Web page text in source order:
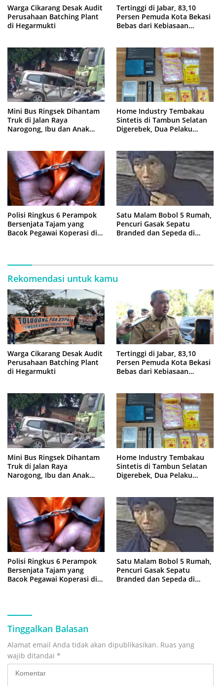
Warga Cikarang Desak Audit
Perusahaan Batching Plant
di Hegarmukti
Tertinggi di Jabar, 83,10
Persen Pemuda Kota Bekasi
Bebas dari Kebiasaan
Mini Bus Ringsek Dihantam
Truk di Jalan Raya
Narogong, Ibu dan Anak
Home Industry Tembakau
Sintetis di Tambun Selatan
Digerebek, Dua Pelaku
Polisi Ringkus 6 Perampok
Bersenjata Tajam yang
Bacok Pegawai Koperasi di
Satu Malam Bobol 5 Rumah,
Pencuri Gasak Sepatu
Branded dan Sepeda di
Rekomendasi untuk kamu
Warga Cikarang Desak Audit
Perusahaan Batching Plant
di Hegarmukti
Tertinggi di Jabar, 83,10
Persen Pemuda Kota Bekasi
Bebas dari Kebiasaan
Mini Bus Ringsek Dihantam
Truk di Jalan Raya
Narogong, Ibu dan Anak
Home Industry Tembakau
Sintetis di Tambun Selatan
Digerebek, Dua Pelaku
Polisi Ringkus 6 Perampok
Bersenjata Tajam yang
Bacok Pegawai Koperasi di
Satu Malam Bobol 5 Rumah,
Pencuri Gasak Sepatu
Branded dan Sepeda di
Tinggalkan Balasan
Alamat email Anda tidak akan dipublikasikan. Ruas yang
wajib ditandai *